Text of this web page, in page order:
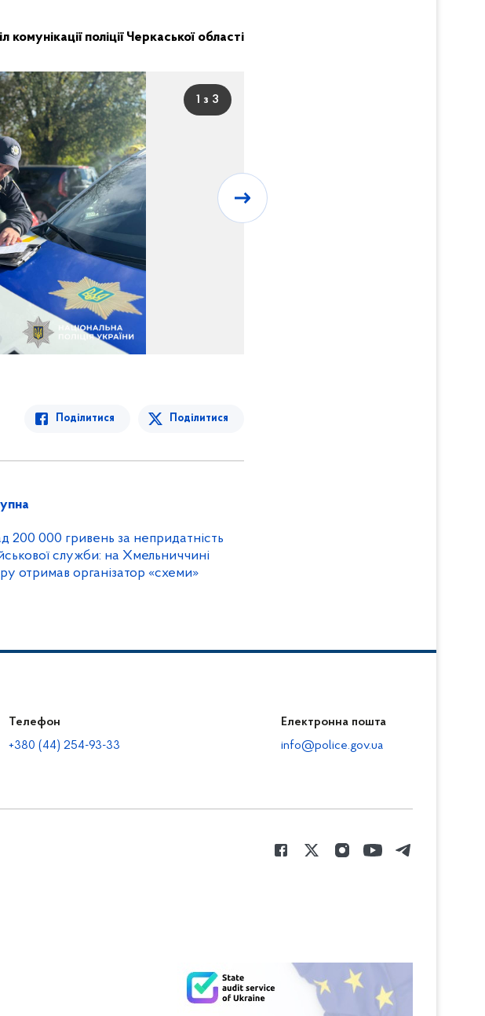
комунікації поліції Черкаської області
1 з 3
Поділитися Поділитися
200 000 гривень за непридатність
служби: на Хмельниччині
отримав організатор «схеми»
Телефон
+380 (44) 254-93-33
Електронна пошта
info@police.gov.ua